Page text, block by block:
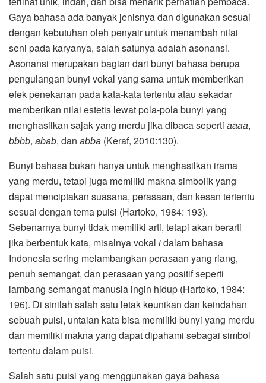
Gaya bahasa ada banyak jenisnya dan digunakan sesuai
dengan kebutuhan oleh penyair untuk menambah nilai
seni pada karyanya, salah satunya adalah asonansi.
Asonansi merupakan bagian dari bunyi bahasa berupa
pengulangan bunyi vokal yang sama untuk memberikan
efek penekanan pada kata-kata tertentu atau sekadar
memberikan nilai estetis lewat pola-pola bunyi yang
menghasilkan sajak yang merdu jika dibaca seperti aaaa,
bbbb, abab, dan abba (Keraf, 2010:130).
Bunyi bahasa bukan hanya untuk menghasilkan irama
yang merdu, tetapi juga memiliki makna simbolik yang
dapat menciptakan suasana, perasaan, dan kesan tertentu
sesuai dengan tema puisi (Hartoko, 1984: 193).
Sebenarnya bunyi tidak memiliki arti, tetapi akan berarti
jika berbentuk kata, misalnya vokal idalam bahasa
Indonesia sering melambangkan perasaan yang riang,
penuh semangat, dan perasaan yang positif seperti
lambang semangat manusia ingin hidup (Hartoko, 1984:
196). Di sinilah salah satu letak keunikan dan keindahan
sebuah puisi, untaian kata bisa memiliki bunyi yang merdu
dan memiliki makna yang dapat dipahami sebagai simbol
tertentu dalam puisi.
Salah satu puisi yang menggunakan gaya bahasa